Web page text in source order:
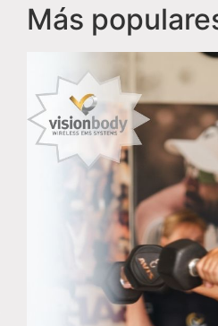
Más